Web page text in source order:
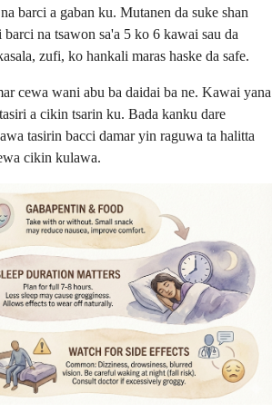
barci a gaban ku. Mutanen da suke shan
barci na tsawon sa'a 5 ko 6 kawai sau da
zufi, ko hankali maras haske da safe.
cewa wani abu ba daidai ba ne. Kawai yana
a cikin tsarin ku. Bada kanku dare
tasirin bacci damar yin raguwa ta halitta
cikin kulawa.